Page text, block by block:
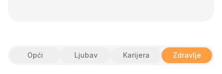
Opći Ljubav Karijera Zdravlje